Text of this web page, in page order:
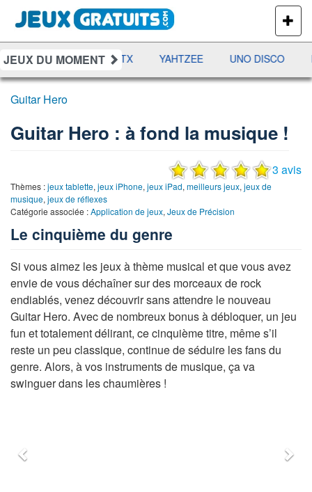
PLUS
DE
JEUX
JEUX DU MOMENT
RAMI JETX YAHTZEE UNO DISCO
Guitar Hero
Guitar Hero : à fond la musique !
3 avis
Thèmes :jeux tablette, jeux iPhone, jeux iPad, meilleurs jeux, jeux de
musique, jeux de réflexes
Catégorie associée :Application de jeux, Jeux de Précision
Le cinquième du genre
Si vous aimez les jeux à thème musical et que vous avez
envie de vous déchaîner sur des morceaux de rock
endiablés, venez découvrir sans attendre le nouveau
Guitar Hero. Avec de nombreux bonus à débloquer, un jeu
fun et totalement délirant, ce cinquième titre, même s’il
reste un peu classique, continue de séduire les fans du
genre. Alors, à vos instruments de musique, ça va
swinguer dans les chaumières !